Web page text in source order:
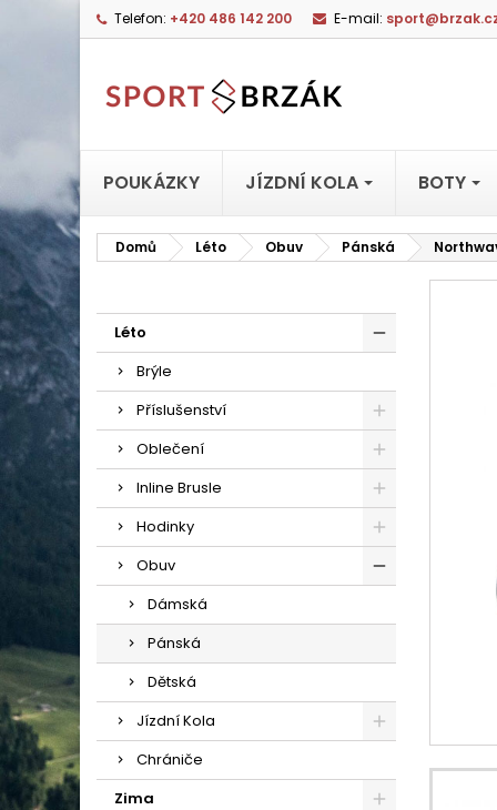
Telefon: +420 486 142 200 E-mail:
POUKÁZKY JÍZDNÍ KOLA BOTY
Domů Léto Obuv Pánská
Léto
Brýle
Příslušenství
Oblečení
Inline Brusle
Hodinky
Obuv
Dámská
Pánská
Dětská
Jízdní Kola
Chrániče
Zima